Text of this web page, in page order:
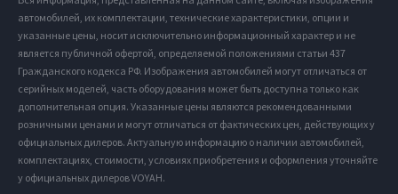
автомобилей, их комплектации, технические характеристики, опции и
указанные цены, носит исключительно информационный характер и не
является публичной офертой, определяемой положениями статьи 437
Гражданского кодекса РФ. Изображения автомобилей могут отличаться от
серийных моделей, часть оборудования может быть доступна только как
дополнительная опция. Указанные цены являются рекомендованными
розничными ценами и могут отличаться от фактических цен, действующих у
официальных дилеров. Актуальную информацию о наличии автомобилей,
комплектациях, стоимости, условиях приобретения и оформления уточняйте
у официальных дилеров VOYAH.